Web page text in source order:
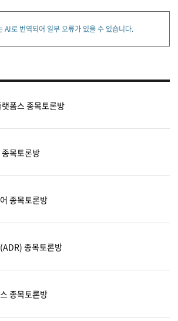
AI로 번역되어 일부 오류가 있을 수 있습니다.
아 종목토론방
로소프트 종목토론방
목토론방
닷컴 종목토론방
A 종목토론방